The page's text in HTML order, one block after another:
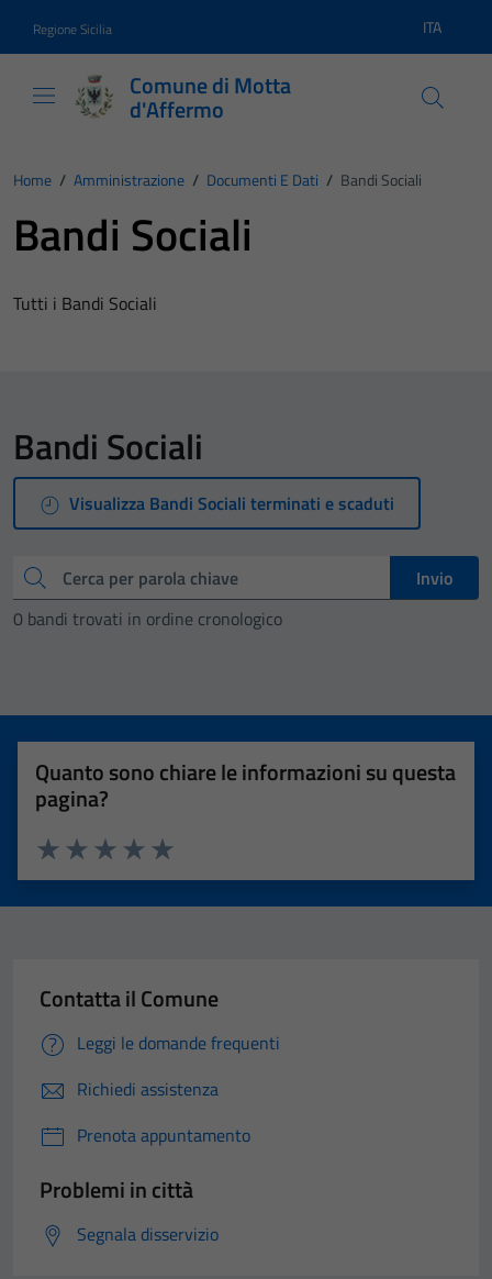
Regione Sicilia Lingua
ITA
Comune di Motta
d'Affermo
Home / Amministrazione / Documenti E Dati / Bandi Sociali
Bandi Sociali
Tutti i Bandi Sociali
Bandi Sociali
Visualizza Bandi Sociali terminati e scaduti
Cerca
Invio
0 bandi trovati in ordine cronologico
Quanto sono chiare le informazioni su questa
pagina?
Valuta 5 stelle su 5
Valuta 4 stelle su 5
Valuta 3 stelle su 5
Valuta 2 stelle su 5
Valuta 1 stelle su 5
Contatta il Comune
Leggi le domande frequenti
Richiedi assistenza
Prenota appuntamento
Problemi in città
Segnala disservizio